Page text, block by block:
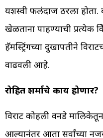
यशस्वी फलंदाज ठरला होता.
खेळताना पाहण्याची प्रत्येक
हॅमस्ट्रिंगच्या दुखापतीने
वाढवली आहे.
रोहित शर्माचे काय होणार?
विराट कोहली वनडे
आल्यानंतर आता सर्वांच्या